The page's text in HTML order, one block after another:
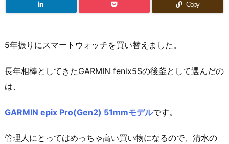
Copy
5年振りにスマートウォッチを買い替えました。
長年相棒としてきたGARMIN fenix5Sの後釜として選んだの
は、
GARMIN epix Pro(Gen2) 51mmモデルです。
管理人にとってはめっちゃ高い買い物になるので、清水の